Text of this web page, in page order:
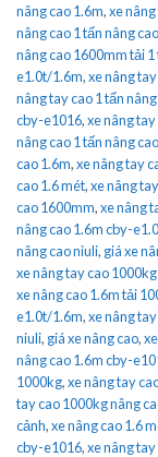
nâng cao 1.6m,xe
nâng cao 1 tấn nâng
nâng cao 1600mm tải 1
e1.0t/1.6m,xe nâng
nâng tay cao 1 tấn
cby-e1016,xe nâng
nâng cao 1 tấn nâng
cao 1.6m,xe nâng tay
cao 1.6 mét,xe nâng
cao 1600mm,xe nâng
nâng cao 1.6m cby-
nâng cao niuli, giá xe
xe nâng tay cao
xe nâng cao 1.6m tải
e1.0t/1.6m,xe nâng
niuli, giá xe nâng cao,
nâng cao 1.6m cby-
1000kg,xe nâng tay
tay cao 1000kg nâng
cảnh,xe nâng cao 1.6
cby-e1016,xe nâng tay